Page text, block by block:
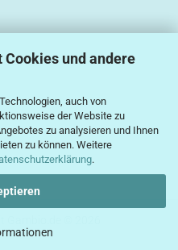
Cookies und andere
auch von
der Website zu
zu analysieren und Ihnen
zu können. Weitere
.